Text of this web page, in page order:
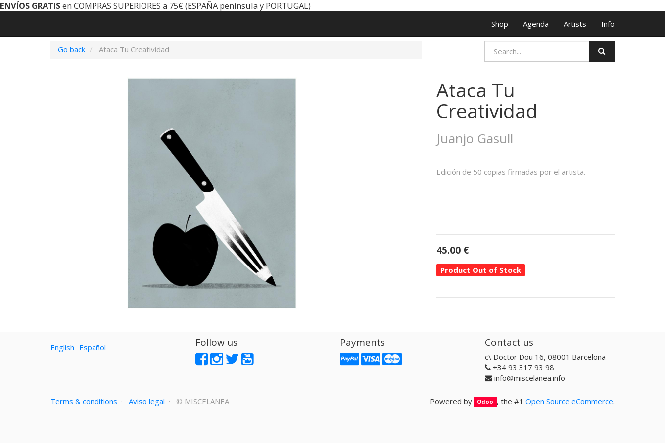
ENVÍOS GRATISen COMPRAS SUPERIORES a 75€ (ESPAÑA península y PORTUGAL)
Shop Agenda Artists Info
Go back Ataca Tu Creatividad
Ataca Tu
Creatividad
Juanjo Gasull
Edición de 50 copias firmadas por el artista.
45.00 €
Product Out of Stock
English Español Follow us Payments Contact us
c\ Doctor Dou 16, 08001 Barcelona
+34 93 317 93 98
info@miscelanea.info
Powered by Odoo , the #1 Open Source eCommerce.
Terms & conditions · Aviso legal · © MISCELANEA